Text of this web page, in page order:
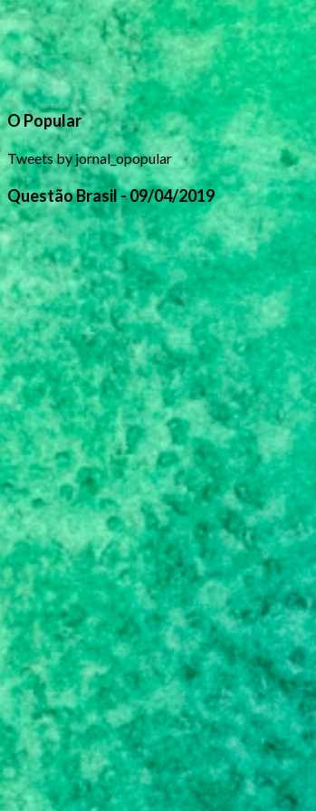
O Popular
Tweets by jornal_opopular
Questão Brasil - 09/04/2019